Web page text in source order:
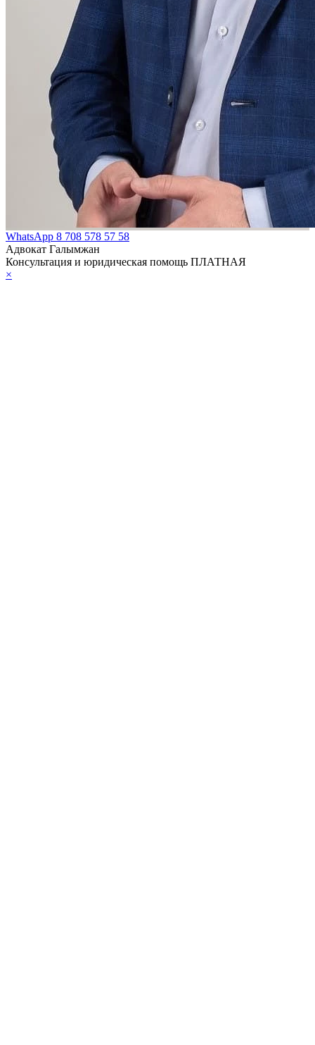
WhatsApp 8 708 578 57 58
Адвокат Галымжан
Консультация и юридическая помощь ПЛАТНАЯ
×